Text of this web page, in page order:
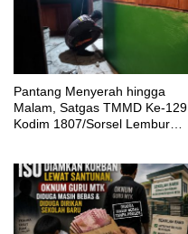
Pantang Menyerah hingga
Malam, Satgas TMMD Ke-129
Kodim 1807/Sorsel Lembur